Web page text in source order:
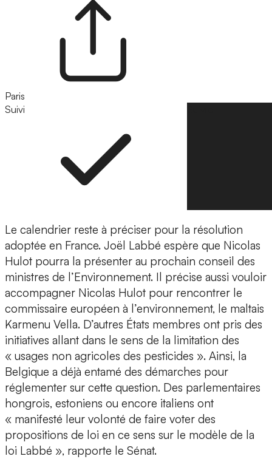
Paris
Suivi
Le calendrier reste à préciser pour la résolution
adoptée en France. Joël Labbé espère que Nicolas
Hulot pourra la présenter au prochain conseil des
ministres de l’Environnement. Il précise aussi vouloir
accompagner Nicolas Hulot pour rencontrer le
commissaire européen à l’environnement, le maltais
Karmenu Vella. D’autres États membres ont pris des
initiatives allant dans le sens de la limitation des
« usages non agricoles des pesticides ». Ainsi, la
Belgique a déjà entamé des démarches pour
réglementer sur cette question. Des parlementaires
hongrois, estoniens ou encore italiens ont
« manifesté leur volonté de faire voter des
propositions de loi en ce sens sur le modèle de la
loi Labbé », rapporte le Sénat.